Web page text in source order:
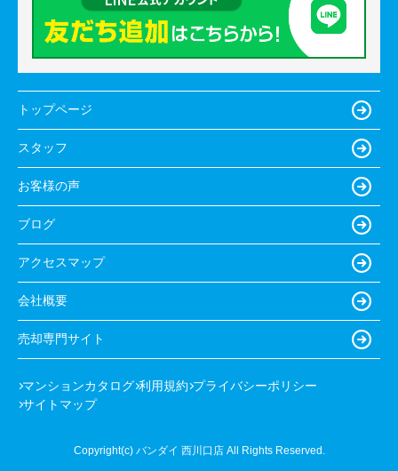
トップページ
スタッフ
お客様の声
ブログ
アクセスマップ
会社概要
売却専門サイト
マンションカタログ 利用規約 プライバシーポリシー
サイトマップ
Copyright(c) バンダイ 西川口店 All Rights Reserved.